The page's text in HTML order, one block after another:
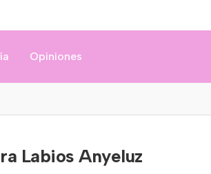
Opiniones
Labios Anyeluz